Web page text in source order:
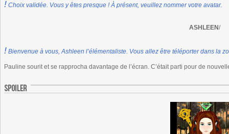
! Choix validée. Vous y êtes presque ! À présent, veuillez nommer votre avatar.
ASHLEEN/
! Bienvenue à vous, Ashleen l’élémentaliste. Vous allez être téléporter dans la
Pauline sourit et se rapprocha davantage de l’écran. C’était parti pour de